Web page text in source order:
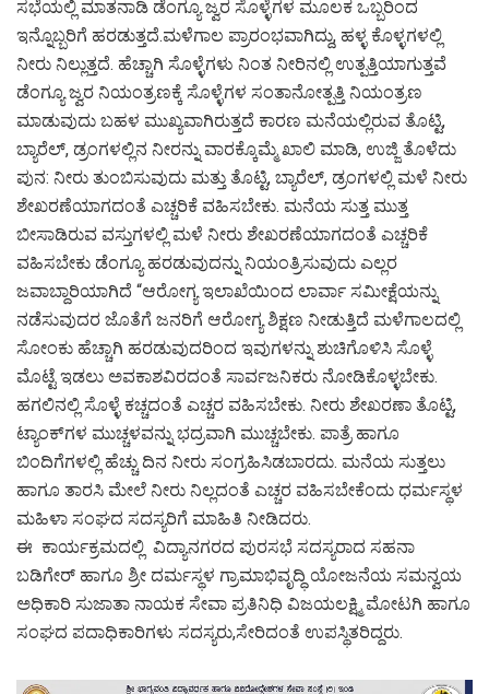
ಸಭೆಯಲ್ಲಿ ಮಾತನಾಡಿ ಡೆಂಗ್ಯೂ ಜ್ವರ ಸೊಳ್ಳೆಗಳ ಮೂಲಕ ಒಬ್ಬರಿಂದ
ಇನ್ನೊಬ್ಬರಿಗೆ ಹರಡುತ್ತದೆ.ಮಳೆಗಾಲ ಪ್ರಾರಂಭವಾಗಿದ್ದು, ಹಳ್ಳ ಕೊಳ್ಳಗಳಲ್ಲಿ
ನೀರು ನಿಲ್ಲುತ್ತದೆ. ಹೆಚ್ಚಾಗಿ ಸೊಳ್ಳೆಗಳು ನಿಂತ ನೀರಿನಲ್ಲಿ ಉತ್ಪತ್ತಿಯಾಗುತ್ತವೆ
ಡೆಂಗ್ಯೂ ಜ್ವರ ನಿಯಂತ್ರಣಕ್ಕೆ ಸೊಳ್ಳೆಗಳ ಸಂತಾನೋತ್ಪತ್ತಿ ನಿಯಂತ್ರಣ
ಮಾಡುವುದು ಬಹಳ ಮುಖ್ಯವಾಗಿರುತ್ತದೆ ಕಾರಣ ಮನೆಯಲ್ಲಿರುವ ತೊಟ್ಟಿ,
ಬ್ಯಾರೆಲ್, ಡ್ರಂಗಳಲ್ಲಿನ ನೀರನ್ನು ವಾರಕ್ಕೊಮ್ಮೆ ಖಾಲಿ ಮಾಡಿ, ಉಜ್ಜಿ ತೊಳೆದು
ಪುನ: ನೀರು ತುಂಬಿಸುವುದು ಮತ್ತು ತೊಟ್ಟಿ, ಬ್ಯಾರೆಲ್, ಡ್ರಂಗಳಲ್ಲಿ ಮಳೆ ನೀರು
ಶೇಖರಣೆಯಾಗದಂತೆ ಎಚ್ಚರಿಕೆ ವಹಿಸಬೇಕು. ಮನೆಯ ಸುತ್ತ ಮುತ್ತ
ಬೀಸಾಡಿರುವ ವಸ್ತುಗಳಲ್ಲಿ ಮಳೆ ನೀರು ಶೇಖರಣೆಯಾಗದಂತೆ ಎಚ್ಚರಿಕೆ
ವಹಿಸಬೇಕು ಡೆಂಗ್ಯೂ ಹರಡುವುದನ್ನು ನಿಯಂತ್ರಿಸುವುದು ಎಲ್ಲರ
ಜವಾಬ್ದಾರಿಯಾಗಿದೆ “ಆರೋಗ್ಯ ಇಲಾಖೆಯಿಂದ ಲಾರ್ವಾ ಸಮೀಕ್ಷೆಯನ್ನು
ನಡೆಸುವುದರ ಜೊತೆಗೆ ಜನರಿಗೆ ಆರೋಗ್ಯ ಶಿಕ್ಷಣ ನೀಡುತ್ತಿದೆ ಮಳೆಗಾಲದಲ್ಲಿ
ಸೋಂಕು ಹೆಚ್ಚಾಗಿ ಹರಡುವುದರಿಂದ ಇವುಗಳನ್ನು ಶುಚಿಗೊಳಿಸಿ ಸೊಳ್ಳೆ
ಮೊಟ್ಟೆ ಇಡಲು ಅವಕಾಶವಿರದಂತೆ ಸಾರ್ವಜನಿಕರು ನೋಡಿಕೊಳ್ಳಬೇಕು.
ಹಗಲಿನಲ್ಲಿ ಸೊಳ್ಳೆ ಕಚ್ಚದಂತೆ ಎಚ್ಚರ ವಹಿಸಬೇಕು. ನೀರು ಶೇಖರಣಾ ತೊಟ್ಟಿ,
ಟ್ಯಾಂಕ್‌ಗಳ ಮುಚ್ಚಳವನ್ನು ಭದ್ರವಾಗಿ ಮುಚ್ಚಬೇಕು. ಪಾತ್ರೆ ಹಾಗೂ
ಬಿಂದಿಗೆಗಳಲ್ಲಿ ಹೆಚ್ಚು ದಿನ ನೀರು ಸಂಗ್ರಹಿಸಿಡಬಾರದು. ಮನೆಯ ಸುತ್ತಲು
ಹಾಗೂ ತಾರಸಿ ಮೇಲೆ ನೀರು ನಿಲ್ಲದಂತೆ ಎಚ್ಚರ ವಹಿಸಬೇಕೆಂದು ಧರ್ಮಸ್ಥಳ
ಮಹಿಳಾ ಸಂಘದ ಸದಸ್ಯರಿಗೆ ಮಾಹಿತಿ ನೀಡಿದರು.
ಈ ಕಾರ್ಯಕ್ರಮದಲ್ಲಿ ವಿದ್ಯಾನಗರದ ಪುರಸಭೆ ಸದಸ್ಯರಾದ ಸಹನಾ
ಬಡಿಗೇರ್ ಹಾಗೂ ಶ್ರೀ ದರ್ಮಸ್ಥಳ ಗ್ರಾಮಾಭಿವೃದ್ಧಿ ಯೋಜನೆಯ ಸಮನ್ವಯ
ಅಧಿಕಾರಿ ಸುಜಾತಾ ನಾಯಕ ಸೇವಾ ಪ್ರತಿನಿಧಿ ವಿಜಯಲಕ್ಷ್ಮಿ ಮೋಟಗಿ ಹಾಗೂ
ಸಂಘದ ಪದಾಧಿಕಾರಿಗಳು ಸದಸ್ಯರು,ಸೇರಿದಂತೆ ಉಪಸ್ಥಿತರಿದ್ದರು.